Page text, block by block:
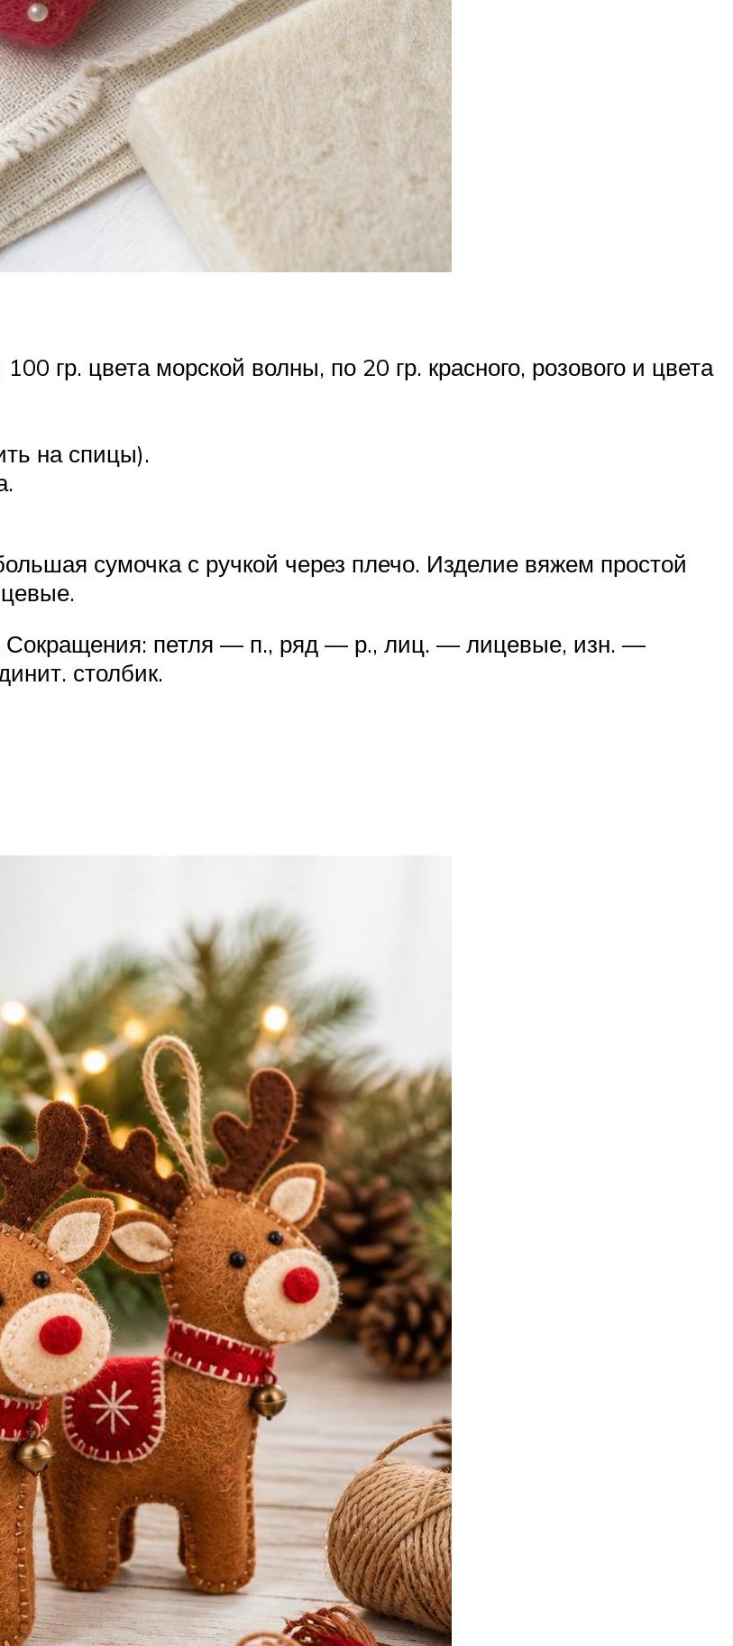
гр. цвета морской волны, по 20 гр. красного, розового и цвета
на спицы).
сумочка с ручкой через плечо. Изделие вяжем простой
Сокращения: петля — п., ряд — р., лиц. — лицевые, изн. —
столбик.